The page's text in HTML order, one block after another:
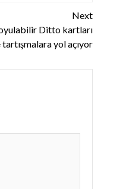
Next
Ditto kartları
yol açıyor